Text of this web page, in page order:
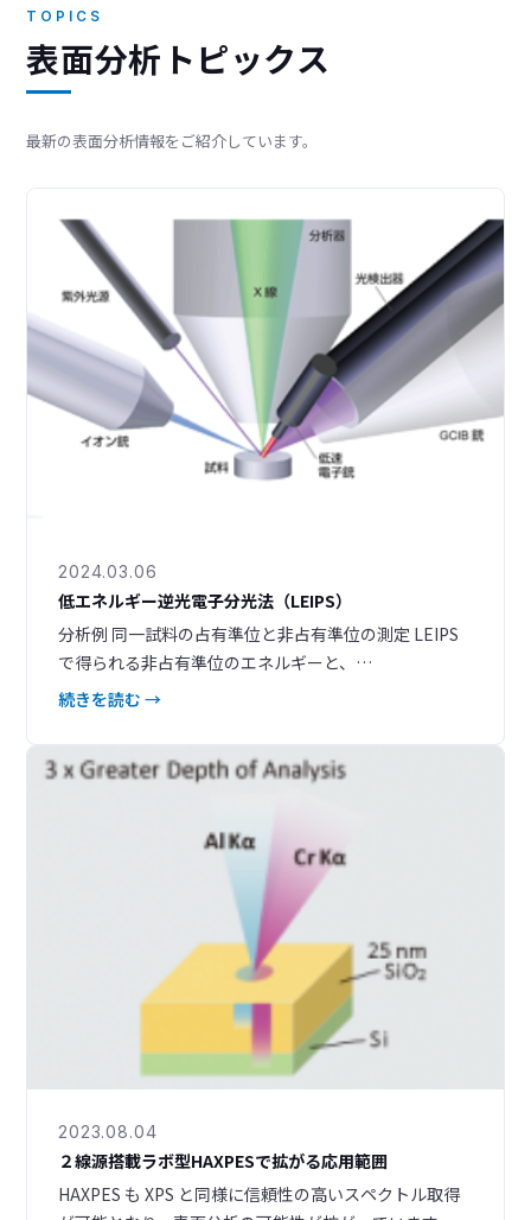
TOPICS
表面分析トピックス
最新の表面分析情報をご紹介しています。
2024.03.06
低エネルギー逆光電子分光法（LEIPS）
分析例 同一試料の占有準位と非占有準位の測定 LEIPS
で得られる非占有準位のエネルギーと、
UPS（Ultraviolet Photoelectron Spectroscopy）で
がわかります。LEIPS と UPS を相補的に組み合わせる
ことで、半導体試料の電子と空孔の両方の準位を知るこ
続きを読む →
2023.08.04
２線源搭載ラボ型HAXPESで拡がる応用範囲
HAXPES も XPS と同様に信頼性の高いスペクトル取得